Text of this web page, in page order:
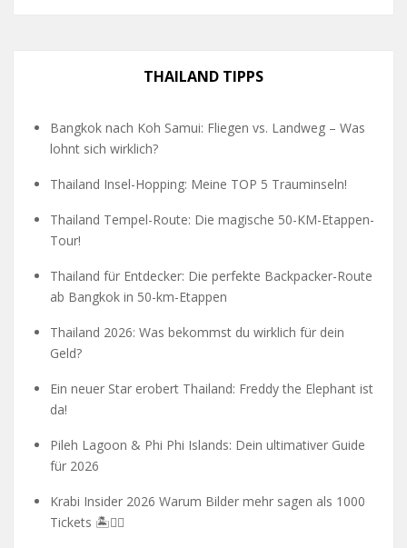
THAILAND TIPPS
Bangkok nach Koh Samui: Fliegen vs. Landweg – Was
lohnt sich wirklich?
Thailand Insel-Hopping: Meine TOP 5 Trauminseln!
Thailand Tempel-Route: Die magische 50-KM-Etappen-
Tour!
Thailand für Entdecker: Die perfekte Backpacker-Route
ab Bangkok in 50-km-Etappen
Thailand 2026: Was bekommst du wirklich für dein
Geld?
Ein neuer Star erobert Thailand: Freddy the Elephant ist
da!
Pileh Lagoon & Phi Phi Islands: Dein ultimativer Guide
für 2026
Krabi Insider 2026 Warum Bilder mehr sagen als 1000
Tickets 🏝️🧗‍♂️